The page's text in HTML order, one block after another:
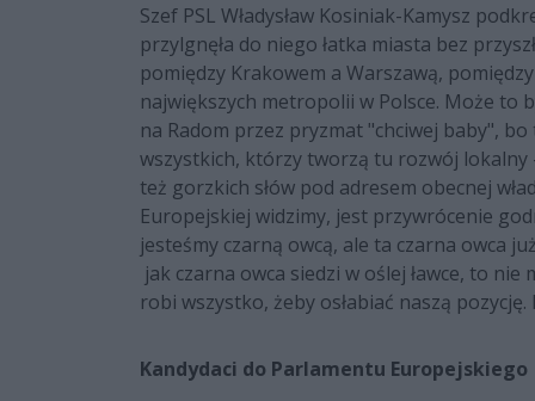
Szef PSL Władysław Kosiniak-Kamysz
przylgnęła do niego łatka miasta bez
pomiędzy Krakowem a Warszawą,
największych metropolii w Polsce. Może to
na Radom przez pryzmat "chciwej baby",
wszystkich, którzy tworzą tu rozwój lokalny
też gorzkich słów pod adresem obecnej
Europejskiej widzimy, jest przywrócenie
jesteśmy czarną owcą, ale ta czarna owca
jak czarna owca siedzi w oślej ławce, to
robi wszystko, żeby osłabiać naszą
Kandydaci do Parlamentu Europejskiego